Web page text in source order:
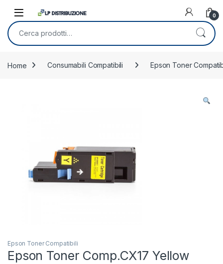
0
Cerca:
Home Consumabili Compatibili Epson Toner
Epson Toner Compatibili
Epson Toner Comp.CX17 Yellow